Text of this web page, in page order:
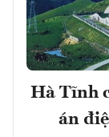
Hà Tĩnh
án